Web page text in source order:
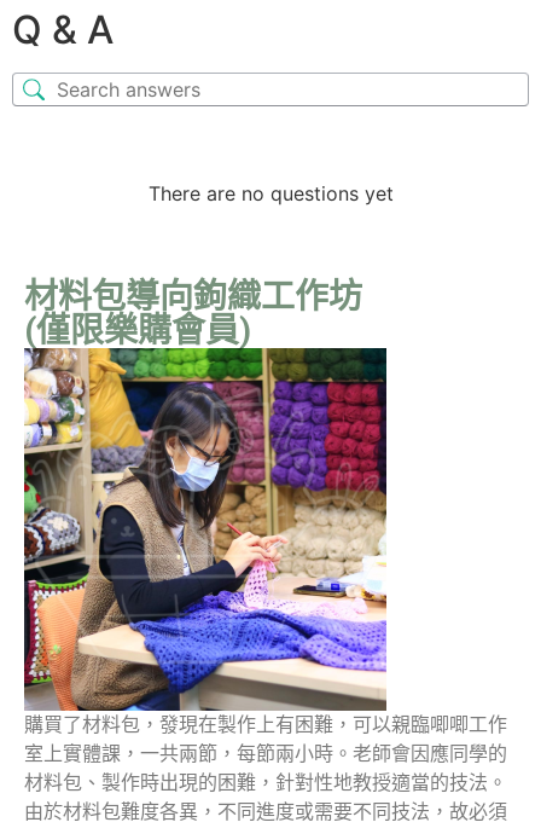
Q & A
There are no questions yet
材料包導向鉤織工作坊
(僅限樂購會員)
購買了材料包，發現在製作上有困難，可以親臨唧唧工作
室上實體課，一共兩節，每節兩小時。老師會因應同學的
材料包、製作時出現的困難，針對性地教授適當的技法。
由於材料包難度各異，不同進度或需要不同技法，故必須